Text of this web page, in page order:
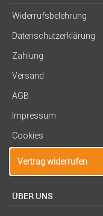
Widerrufsbelehrung
Datenschutzerklärung
Zahlung
Versand
AGB
Impressum
Cookies
Vertrag widerrufen
ÜBER UNS